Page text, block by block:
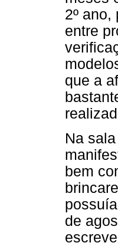
2º
entre
que a
Na
bem
de